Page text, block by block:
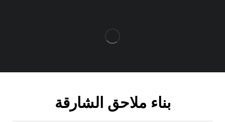
بناء ملاحق الشارقة